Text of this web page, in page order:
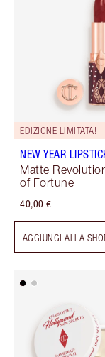
EDIZIONE LIMITATA!
NEW YEAR
Matte
of Fortune
40,00 €
AGGIUNGI ALLA